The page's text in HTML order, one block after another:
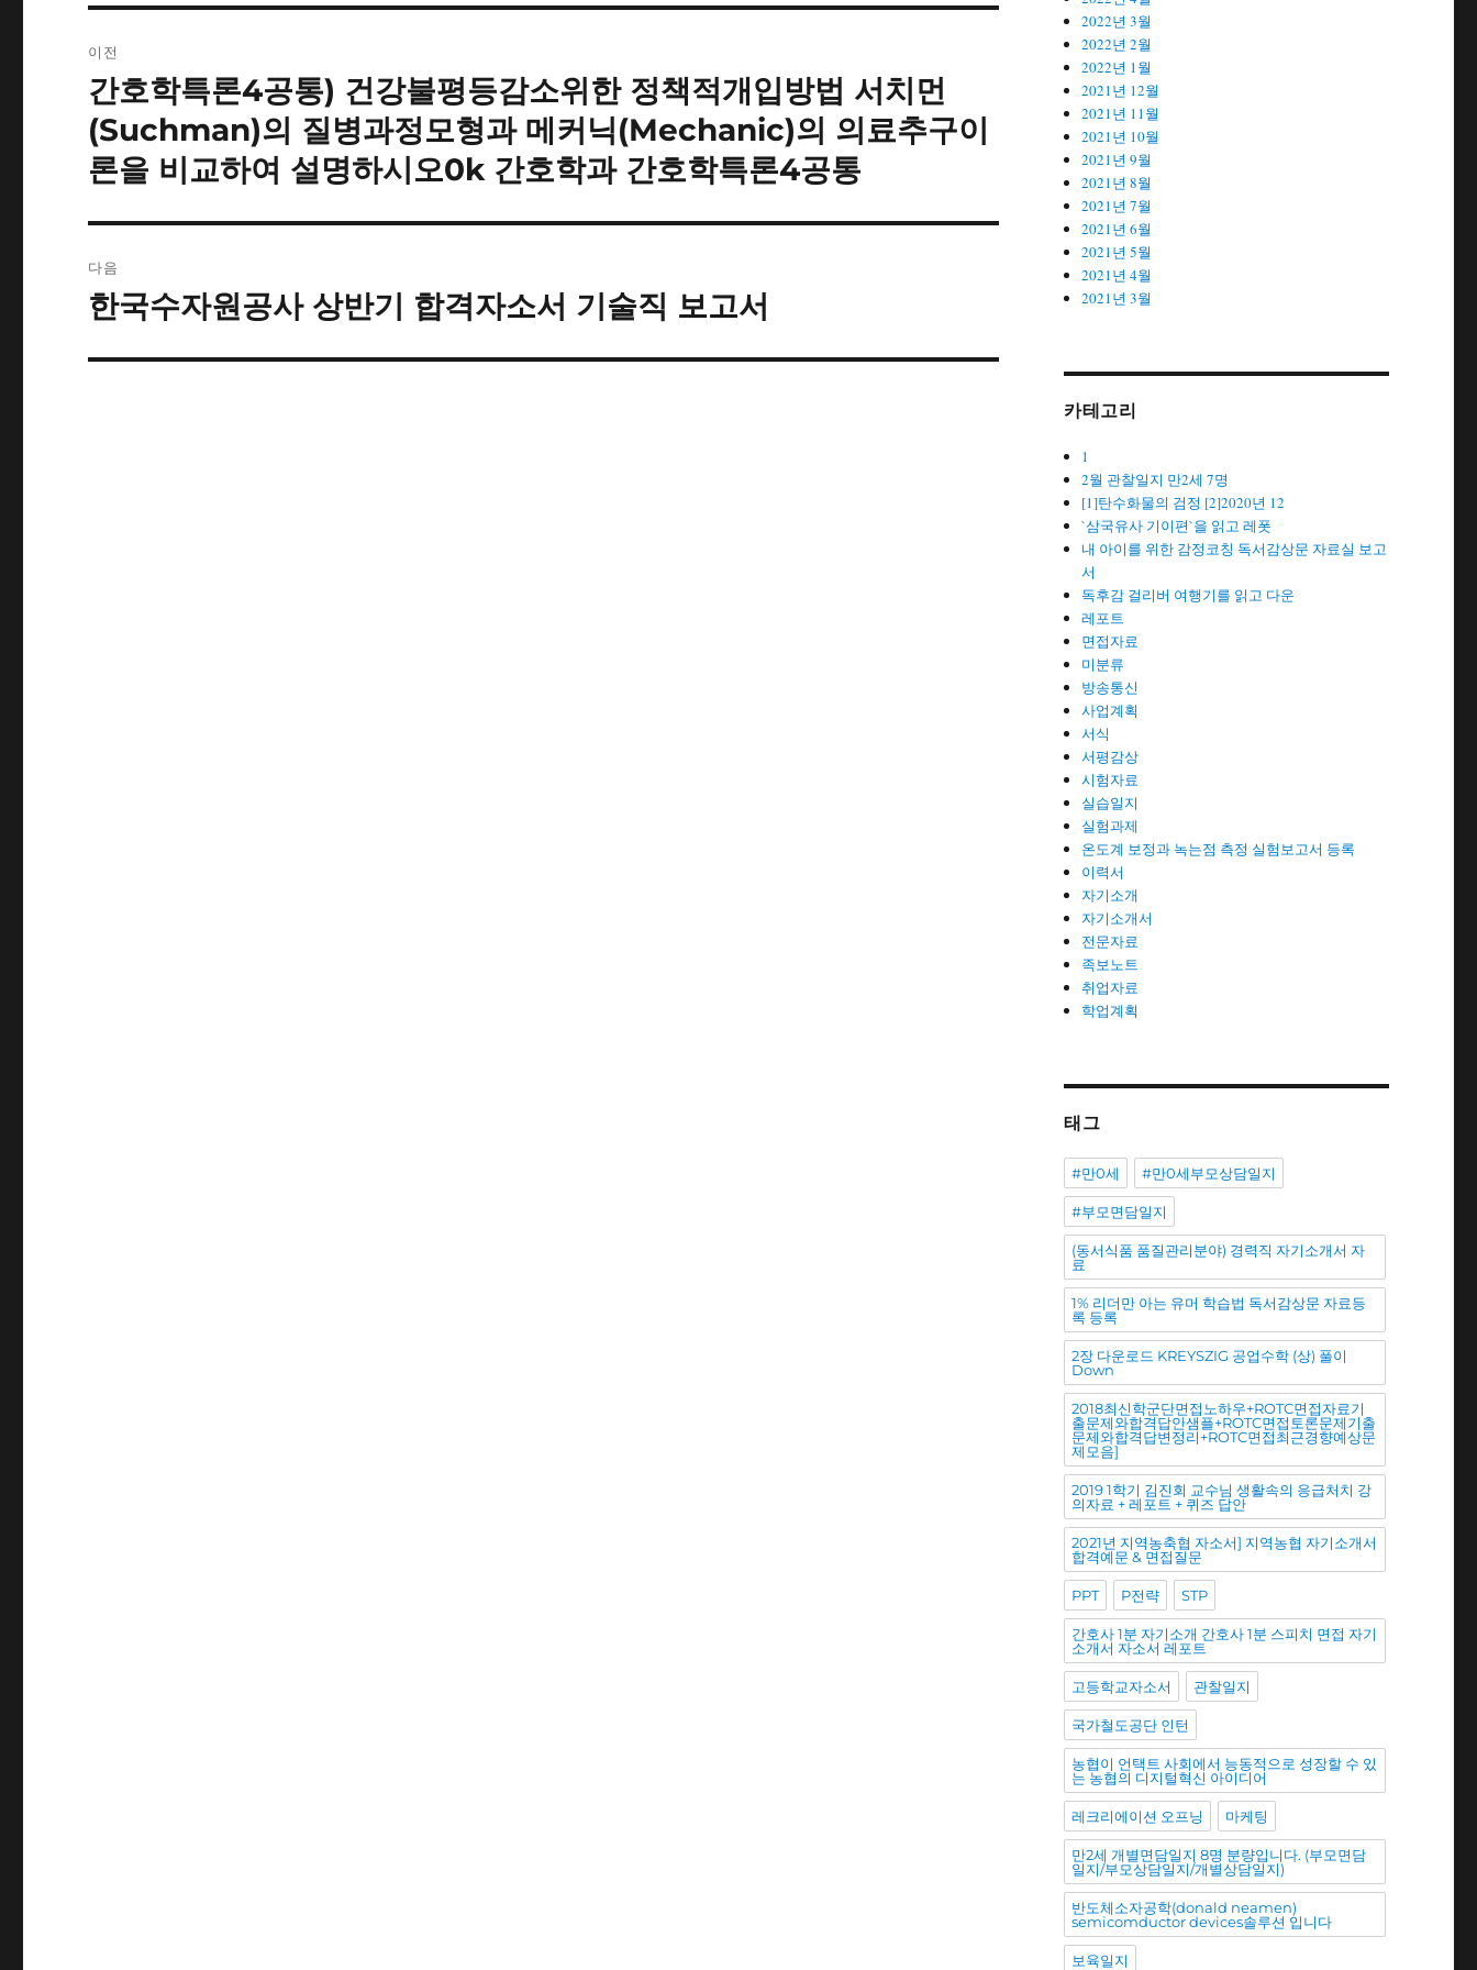
내
비
게
이
션
이전
이
전
글:
간호학특론4공통) 건강불평등감소위한 정책적개입방법 서치먼
(Suchman)의 질병과정모형과 메커닉(Mechanic)의 의료추구이
론을 비교하여 설명하시오0k 간호학과 간호학특론4공통
다음
다
글:
한국수자원공사 상반기 합격자소서 기술직 보고서
2022년 3월
2022년 2월
2022년 1월
2021년 12월
2021년 11월
2021년 10월
2021년 9월
2021년 8월
2021년 7월
2021년 6월
2021년 5월
2021년 4월
2021년 3월
카테고리
1
2월 관찰일지 만2세 7명
[1]탄수화물의 검정 [2]2020년 12
`삼국유사 기이편`을 읽고 레폿
내 아이를 위한 감정코칭 독서감상문 자료실 보고
서
독후감 걸리버 여행기를 읽고 다운
레포트
면접자료
미분류
방송통신
사업계획
서식
서평감상
시험자료
실습일지
실험과제
온도계 보정과 녹는점 측정 실험보고서 등록
이력서
자기소개
자기소개서
전문자료
족보노트
취업자료
학업계획
태그
#만0세 #만0세부모상담일지
#부모면담일지
(동서식품 품질관리분야) 경력직 자기소개서 자
료
1% 리더만 아는 유머 학습법 독서감상문 자료등
록 등록
2장 다운로드 KREYSZIG 공업수학 (상) 풀이
Down
2018최신학군단면접노하우+ROTC면접자료기
출문제와합격답안샘플+ROTC면접토론문제기출
문제와합격답변정리+ROTC면접최근경향예상문
제모음]
2019 1학기 김진회 교수님 생활속의 응급처치 강
의자료 + 레포트 + 퀴즈 답안
2021년 지역농축협 자소서] 지역농협 자기소개서
합격예문 & 면접질문
PPT P전략 STP
간호사 1분 자기소개 간호사 1분 스피치 면접 자기
소개서 자소서 레포트
고등학교자소서 관찰일지
국가철도공단 인턴
농협이 언택트 사회에서 능동적으로 성장할 수 있
는 농협의 디지털혁신 아이디어
레크리에이션 오프닝 마케팅
만2세 개별면담일지 8명 분량입니다. (부모면담
일지/부모상담일지/개별상담일지)
반도체소자공학(donald neamen)
semicomductor devices솔루션 입니다
보육일지